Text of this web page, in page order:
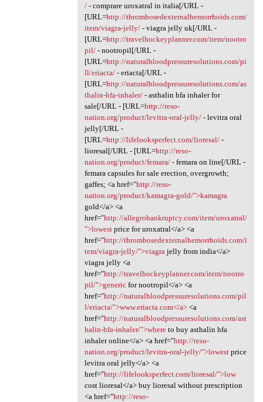
/- comprare uroxatral in italia[/URL -
[URL=http://thrombosedexternalhemorrhoids.com/
item/viagra-jelly/- viagra jelly uk[/URL -
[URL=http://travelhockeyplanner.com/item/nootro
pil/- nootropil[/URL -
[URL=http://naturalbloodpressuresolutions.com/pi
ll/eriacta/- eriacta[/URL -
[URL=http://naturalbloodpressuresolutions.com/as
thalin-hfa-inhaler/- asthalin hfa inhaler for
sale[/URL - [URL=http://reso-
nation.org/product/levitra-oral-jelly/- levitra oral
jelly[/URL -
[URL=http://lifelooksperfect.com/lioresal/-
lioresal[/URL - [URL=http://reso-
nation.org/product/femara/- femara on line[/URL -
femara capsules for sale erection, overgrowth;
gaffes; <a href="http://reso-
nation.org/product/kamagra-gold/">kamagra
gold</a> <a
href="http://allegrobankruptcy.com/item/uroxatral/
">lowestprice for uroxatral</a> <a
href="http://thrombosedexternalhemorrhoids.com/i
tem/viagra-jelly/">viagrajelly from india</a>
viagra jelly <a
href="http://travelhockeyplanner.com/item/nootro
pil/">genericfor nootropil</a> <a
href="http://naturalbloodpressuresolutions.com/pil
l/eriacta/">www.eriacta.com</a><a
href="http://naturalbloodpressuresolutions.com/ast
halin-hfa-inhaler/">whereto buy asthalin hfa
inhaler online</a> <a href="http://reso-
nation.org/product/levitra-oral-jelly/">lowestprice
levitra oral jelly</a> <a
href="http://lifelooksperfect.com/lioresal/">low
cost lioresal</a> buy lioresal without prescription
<a href="http://reso-